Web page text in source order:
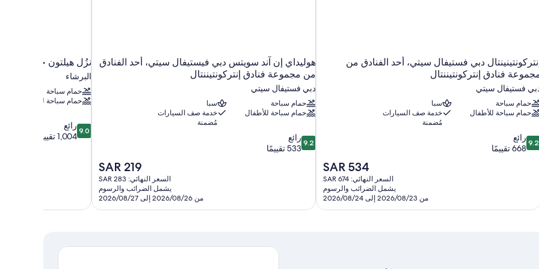
إنتركونتينينتال دبي فستيفال سيتي، أحد الفنادق من
فنادق إنتركونتيننتال
فستيفال سيتي
حمام سباحة
سبا
حمام سباحة للأطفال
خدمة صف السيارات
مُضمنة
9.2 رائع
668 تقييمًا
السعر
الحالي
هو
SAR
534
SAR 534
السعر النهائي: SAR 674
يشمل الضرائب والرسوم
من 2026/08/23 إلى 2026/08/24
هوليداي إن آند سويتس دبي فيستيفال سيتي، أحد الفنادق
من مجموعة فنادق إنتركونتيننتال
دبي فستيفال سيتي
حمام سباحة
سبا
حمام سباحة للأطفال
خدمة صف السيارات
مُضمنة
9.2
من
9.2 رائع
533 تقييمًا
السعر
الحالي
هو
SAR
219
SAR 219
السعر النهائي: SAR 283
يشمل الضرائب والرسوم
من 2026/08/26 إلى 2026/08/27
نزُل هيلتون جاردن إن
البرشاء
حمام سباحة
حمام سباحة للأطفال
9.0
من
9.0 رائع
1,004 تقييمات